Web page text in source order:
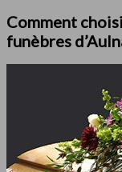
Comment
funèbres